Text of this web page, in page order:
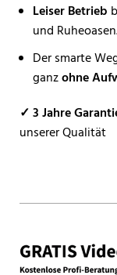
Leiser Betrieb
und
Der smarte
ganzohne
✓ 3 Jahre
unserer Qualität